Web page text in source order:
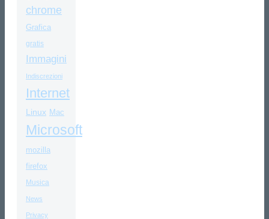
chrome
Grafica
gratis
Immagini
Indiscrezioni
Internet
Linux Mac
Microsoft
mozilla
firefox
Musica
News
Privacy